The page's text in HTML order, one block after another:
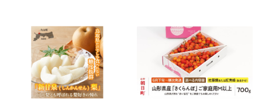
産 農家直送 期間限定 特産品
サイズミックス くらもとフ
ァーム 愛南町 愛媛県